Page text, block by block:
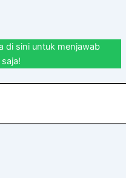
di sini untuk menjawab